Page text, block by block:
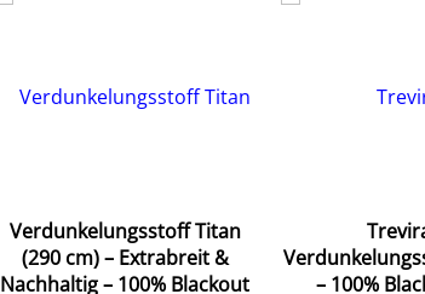
Verdunkelungsstoff Titan
(290 cm) – Extrabreit &
Nachhaltig – 100% Blackout
– 100%